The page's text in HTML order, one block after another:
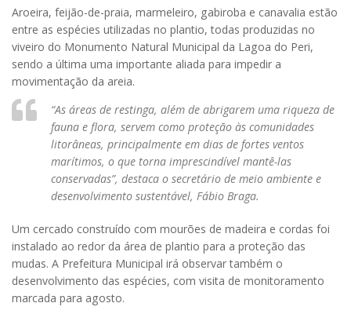
Aroeira, feijão-de-praia, marmeleiro, gabiroba e canavalia estão
entre as espécies utilizadas no plantio, todas produzidas no
viveiro do Monumento Natural Municipal da Lagoa do Peri,
sendo a última uma importante aliada para impedir a
movimentação da areia.
“As áreas de restinga, além de abrigarem uma riqueza de
fauna e flora, servem como proteção às comunidades
litorâneas, principalmente em dias de fortes ventos
marítimos, o que torna imprescindível mantê-las
conservadas”, destaca o secretário de meio ambiente e
desenvolvimento sustentável, Fábio Braga.
Um cercado construído com mourões de madeira e cordas foi
instalado ao redor da área de plantio para a proteção das
mudas. A Prefeitura Municipal irá observar também o
desenvolvimento das espécies, com visita de monitoramento
marcada para agosto.